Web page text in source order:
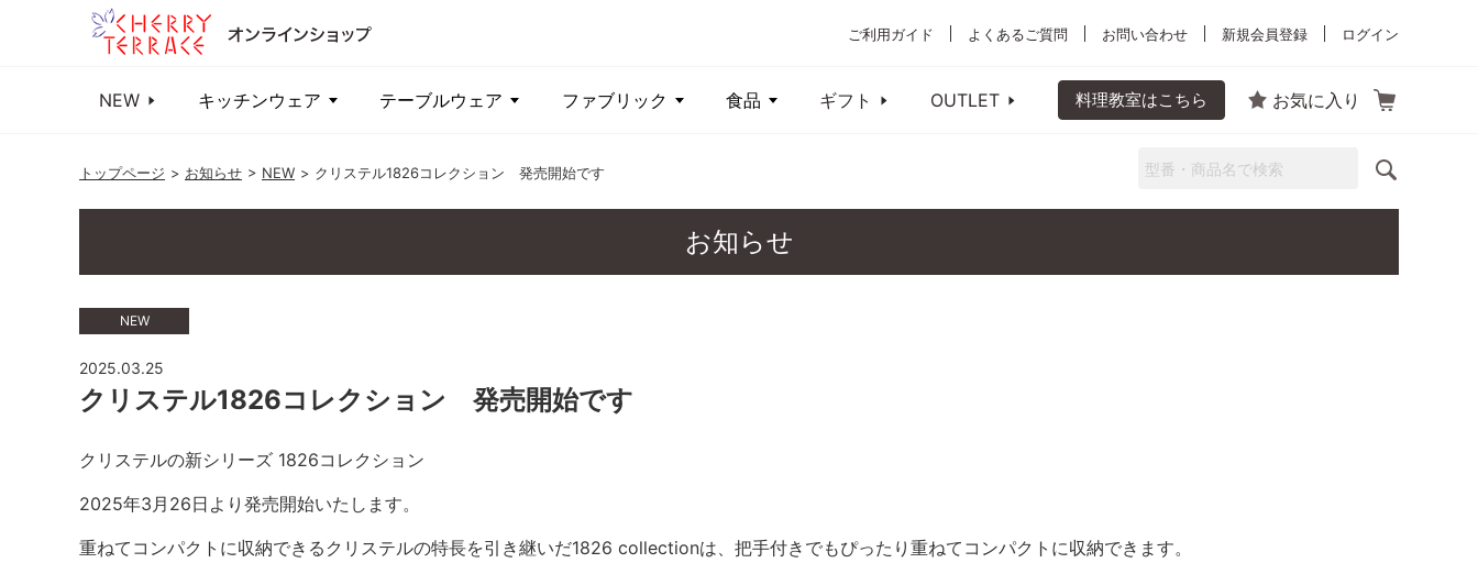
ご利用ガイド よくあるご質問 お問い合わせ 新規会員登録 ログイン
NEW キッチンウェア テーブルウェア ファブリック 食品 ギフト OUTLET 料理教室はこちら お気に入り
トップページ お知らせ NEW クリステル1826コレクション 発売開始です
お知らせ
NEW
2025.03.25
クリステル1826コレクション 発売開始です
クリステルの新シリーズ 1826コレクション
2025年3月26日より発売開始いたします。
重ねてコンパクトに収納できるクリステルの特長を引き継いだ1826 collectionは、把手付きでもぴったり重ねてコンパクトに収納できます。